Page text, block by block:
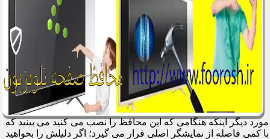
مورد دیگر اینکه هنگامی که این محافظ را نصب می کنید می بینید که
با کمی فاصله از نمایشگر اصلی قرار می گیرد؛ اگر دلیلش را بخواهید